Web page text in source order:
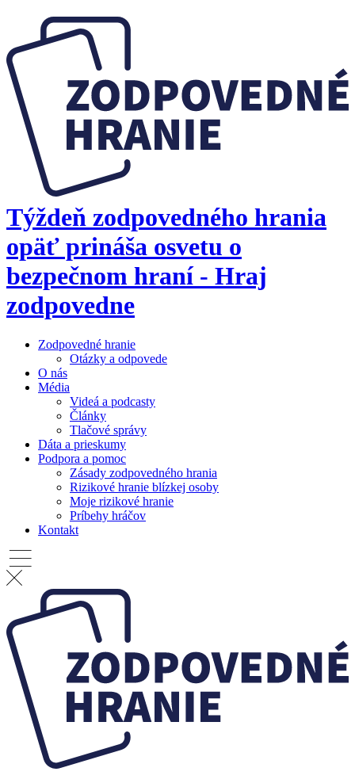
Týždeň zodpovedného hrania
opäť prináša osvetu o
bezpečnom hraní - Hraj
zodpovedne
Zodpovedné hranie
Otázky a odpovede
O nás
Média
Videá a podcasty
Články
Tlačové správy
Dáta a prieskumy
Podpora a pomoc
Zásady zodpovedného hrania
Rizikové hranie blízkej osoby
Moje rizikové hranie
Príbehy hráčov
Kontakt